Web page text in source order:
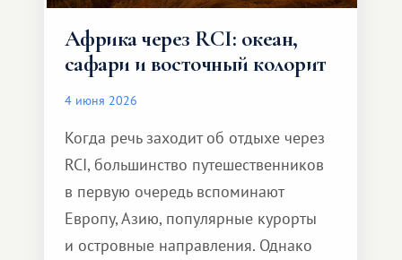
Африка через RCI: океан,
сафари и восточный колорит
4 июня 2026
Когда речь заходит об отдыхе через
RCI, большинство путешественников
в первую очередь вспоминают
Европу, Азию, популярные курорты
и островные направления. Однако